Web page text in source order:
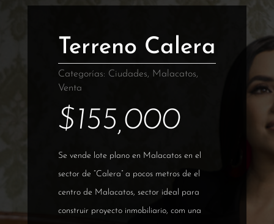
Terreno Calera
Categorías: Ciudades, Malacatos,
Venta
$155,000
Se vende lote plano en Malacatos en el
sector de “Calera” a pocos metros de el
centro de Malacatos, sector ideal para
construir proyecto inmobiliario, com una